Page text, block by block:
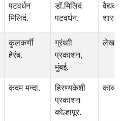
पटवर्धन
मिलिदं.
डॉ.मिलिदं
पटवर्धन.
वैद्यक
कुलकर्णी
हेरंब.
ग्रंथाी
प्रकाशन,
मुंबई.
लेख
कदम मन्दा.
हिरण्यकेशी
प्रकाशन
कोल्हापूर.
काव्य.